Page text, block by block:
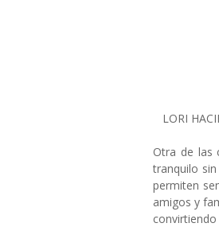
LORI
Otra de las
tranquilo
permiten
amigos y